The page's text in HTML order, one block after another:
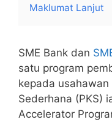
Maklumat Lanjut
SME Bank dan
satu program
kepada usahawan
Sederhana (PKS)
Accelerator